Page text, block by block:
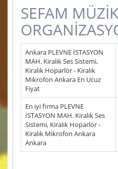
SEFAM MÜZİK
Ankara PLEVNE İSTASYON
MAH. Kiralık Ses Sistemi,
Kiralık Hoparlör - Kiralık
Mikrofon Ankara En Ucuz
Fiyat
En iyi firma PLEVNE
İSTASYON MAH. Kiralık Ses
Sistemi, Kiralık Hoparlör -
Kiralık Mikrofon Ankara
Ankara